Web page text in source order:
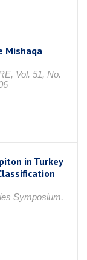
Mishaqa
Vol. 51, No.
in Turkey
Symposium,